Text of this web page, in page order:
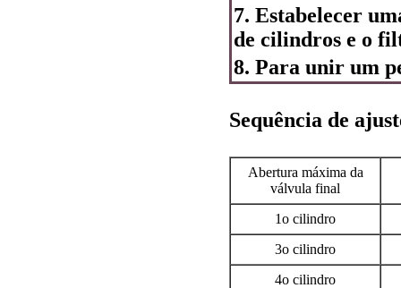
7. Estabelecer
de cilindros e o
8. Para unir um
Sequência de
Abertura máxima da
válvula final
1o cilindro
3o cilindro
4o cilindro